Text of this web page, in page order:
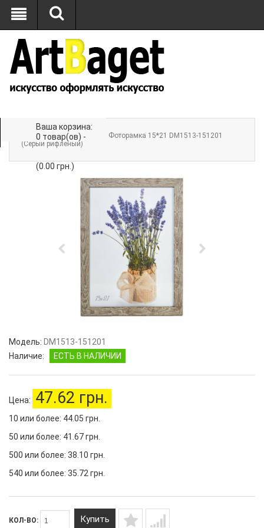
Ваша корзина:
0 товар(ов) -
(0.00 грн.)
Главная»ФОТОРАМКИ
» Фоторамка 15*21 DM1513-151201
(Серый рифленый)
Модель: DM1513-151201
Наличие:
ЕСТЬ В НАЛИЧИИ
Цена: 47.62 грн.
10 или более: 44.05 грн.
50 или более: 41.67 грн.
500 или более: 38.10 грн.
540 или более: 35.72 грн.
КОЛ-ВО: Купить